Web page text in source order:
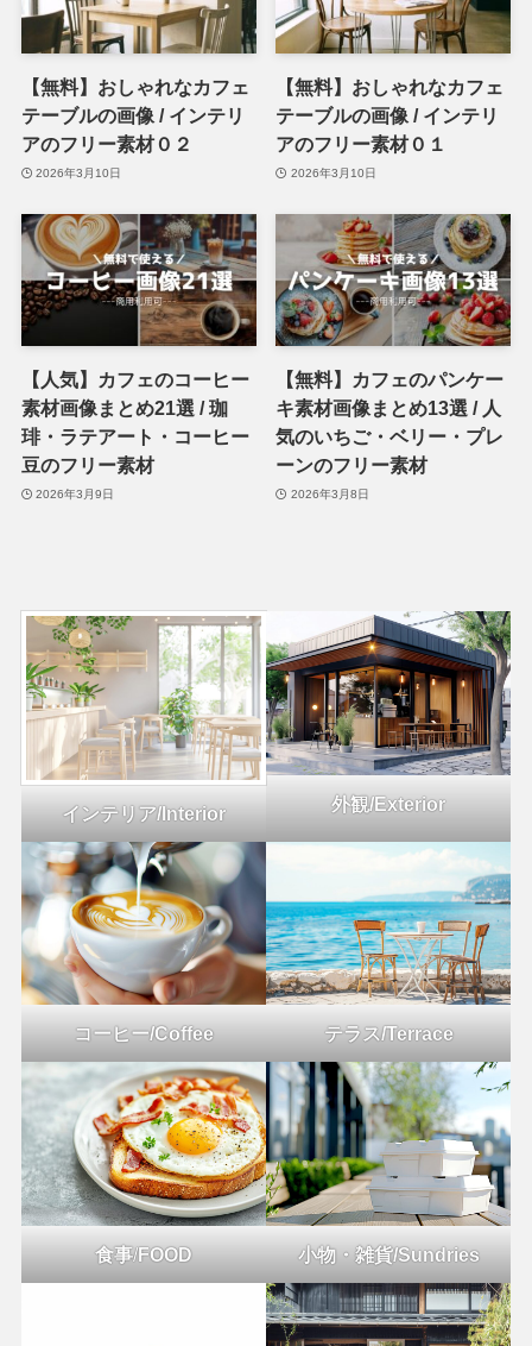
【無料】おしゃれなカフェ
テーブルの画像 / インテリ
アのフリー素材０２
2026年3月10日
【無料】おしゃれなカフェ
テーブルの画像 / インテリ
アのフリー素材０１
2026年3月10日
【人気】カフェのコーヒー
素材画像まとめ21選 / 珈
琲・ラテアート・コーヒー
豆のフリー素材
2026年3月9日
【無料】カフェのパンケー
キ素材画像まとめ13選 / 人
気のいちご・ベリー・プレ
ーンのフリー素材
2026年3月8日
インテリア/Interior 外観/Exterior
コーヒー/Coffee テラス/Terrace
食事/FOOD 小物・雑貨/Sundries